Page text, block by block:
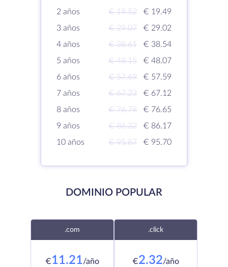
2 años
€ 19.52
€ 19.49
3 años
€ 29.07
€ 29.02
4 años
€ 38.61
€ 38.54
5 años
€ 48.15
€ 48.07
6 años
€ 57.69
€ 57.59
7 años
€ 67.23
€ 67.12
8 años
€ 76.78
€ 76.65
9 años
€ 86.32
€ 86.17
10 años
€ 95.87 € 95.70
DOMINIO POPULAR
.com
€11.21/año
.click
€2.32/año